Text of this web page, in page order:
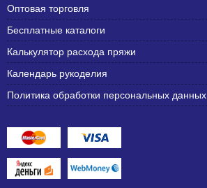
Оптовая торговля
Бесплатные каталоги
Калькулятор расхода пряжи
Календарь рукоделия
Политика обработки персональных данных